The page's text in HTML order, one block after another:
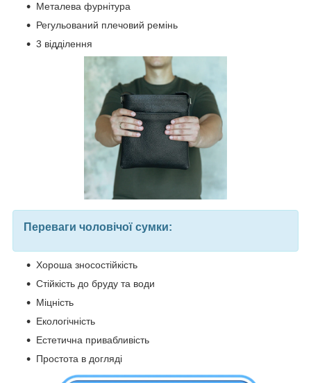
Металева фурнітура
Регульований плечовий ремінь
3 відділення
Переваги чоловічої сумки:
Хороша зносостійкість
Стійкість до бруду та води
Міцність
Екологічність
Естетична привабливість
Простота в догляді